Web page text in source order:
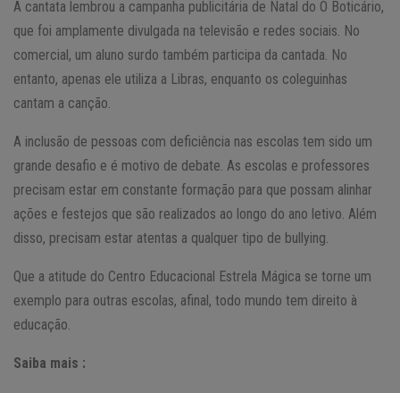
A cantata lembrou a campanha publicitária de Natal do O Boticário,
que foi amplamente divulgada na televisão e redes sociais. No
comercial, um aluno surdo também participa da cantada. No
entanto, apenas ele utiliza a Libras, enquanto os coleguinhas
cantam a canção.
A inclusão de pessoas com deficiência nas escolas tem sido um
grande desafio e é motivo de debate. As escolas e professores
precisam estar em constante formação para que possam alinhar
ações e festejos que são realizados ao longo do ano letivo. Além
disso, precisam estar atentas a qualquer tipo de bullying.
Que a atitude do Centro Educacional Estrela Mágica se torne um
exemplo para outras escolas, afinal, todo mundo tem direito à
educação.
Saiba mais :